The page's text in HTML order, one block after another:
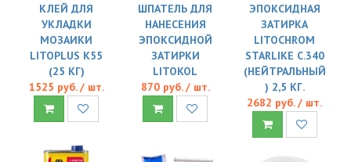
КЛЕЙ ДЛЯ
УКЛАДКИ
МОЗАИКИ
LITOPLUS K55
(25 КГ)
1525 руб. / шт.
ШПАТЕЛЬ ДЛЯ
НАНЕСЕНИЯ
ЭПОКСИДНОЙ
ЗАТИРКИ
LITOKOL
870 руб. / шт.
ЭПОКСИДНАЯ
ЗАТИРКА
LITOCHROM
STARLIKE C.340
(НЕЙТРАЛЬНЫЙ
) 2,5 КГ.
2682 руб. / шт.